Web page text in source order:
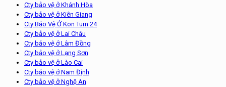
Cty bảo vệ ở Khánh Hòa
Cty bảo vệ ở Kiên Giang
Cty Bảo Vệ Ở Kon Tum 24
Cty bảo vệ ở Lai Châu
Cty bảo vệ ở Lâm Đồng
Cty bảo vệ ở Lạng Sơn
Cty bảo vệ ở Lào Cai
Cty bảo vệ ở Nam Định
Cty bảo vệ ở Nghệ An